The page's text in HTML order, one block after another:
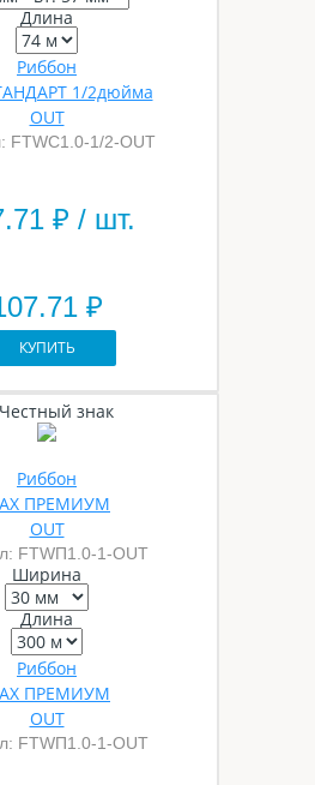
Длина
Риббон
1/2дюйма
OUT
FTWС1.0-1/2-OUT
₽ / шт.
₽
КУПИТЬ
Риббон
ПРЕМИУМ
OUT
FTWП1.0-1-OUT
Ширина
Длина
Риббон
ПРЕМИУМ
OUT
FTWП1.0-1-OUT